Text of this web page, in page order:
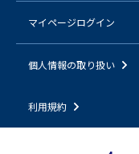
マイページログイン
個人情報の取り扱い
利用規約